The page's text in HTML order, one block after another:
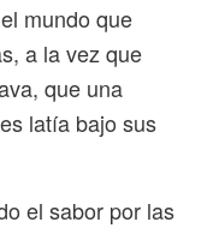
mundo que
a la vez que
que una
latía bajo sus
el sabor por las